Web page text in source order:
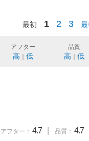
最初 1 2 3
アフター
高 低
品質
高 低
アフター： 4.7 品質： 4.7